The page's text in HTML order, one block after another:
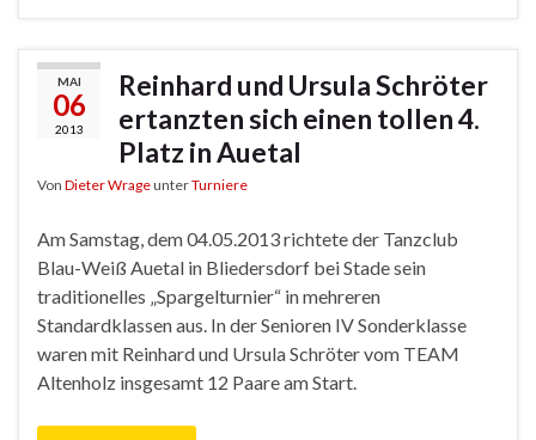
MAI
06
2013
Reinhard und Ursula Schröter
ertanzten sich einen tollen 4.
Platz in Auetal
Von Dieter WrageunterTurniere
Am Samstag, dem 04.05.2013 richtete der Tanzclub
Blau-Weiß Auetal in Bliedersdorf bei Stade sein
traditionelles „Spargelturnier“ in mehreren
Standardklassen aus. In der Senioren IV Sonderklasse
waren mit Reinhard und Ursula Schröter vom TEAM
Altenholz insgesamt 12 Paare am Start.